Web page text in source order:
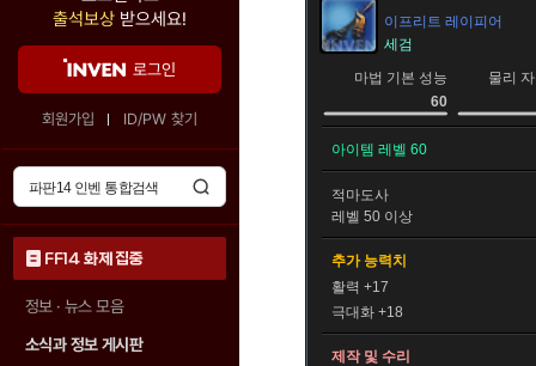
출석보상 받으세요!
로그인
회원가입 ID/PW 찾기
FF14 화제 집중
정보 · 뉴스 모음
소식과 정보 게시판
이프리트 레이피어
세검
물리
마법 기본 성능
60
아이템 레벨 60
적마도사
레벨 50 이상
추가 능력치
활력 +17
극대화 +18
제작 및 수리